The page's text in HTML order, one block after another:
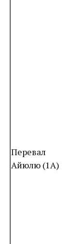
Перевал
Айюлю (1А)